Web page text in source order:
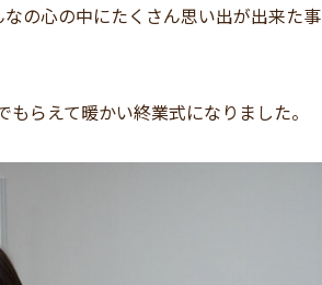
の心の中にたくさん思い出が出来た事
らえて暖かい終業式になりました。